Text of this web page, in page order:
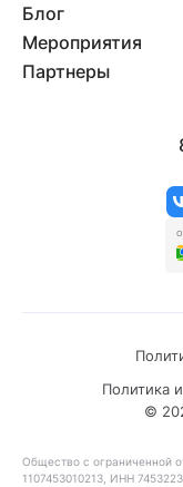
Блог
Мероприятия
Партнеры
©
Политика
Общество с ограниченной
1107453010213, ИНН